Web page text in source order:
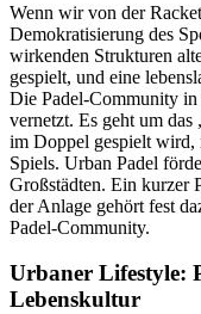
Wenn wir von der
Demokratisierung des
wirkenden Strukturen
gespielt, und eine
Die Padel-Community
vernetzt. Es geht um
im Doppel gespielt wird,
Spiels. Urban Padel
Großstädten. Ein kurzer
der Anlage gehört fest
Padel-Community.
Urbaner Lifestyle:
Lebenskultur